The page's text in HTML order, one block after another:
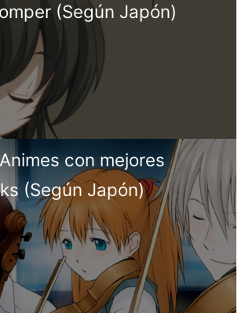
(Según Japón)
con mejores
(Según Japón)